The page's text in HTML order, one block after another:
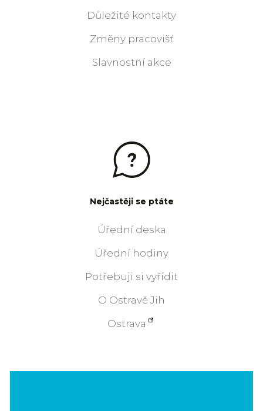
Důležité kontakty
Změny pracovišť
Slavnostní akce
Nejčastěji se ptáte
Úřední deska
Úřední hodiny
Potřebuji si vyřídit
O Ostravě Jih
Ostrava